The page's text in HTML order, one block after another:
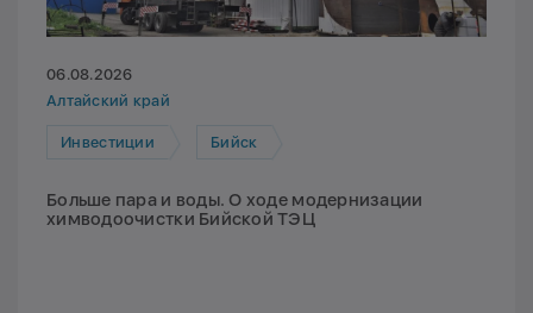
06.08.2026
Алтайский край
Инвестиции Бийск
Больше пара и воды. О ходе модернизации
химводоочистки Бийской ТЭЦ